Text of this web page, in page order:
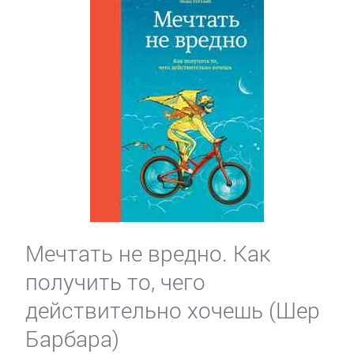
Мечтать не вредно. Как
получить то, чего
действительно хочешь (Шер
Барбара)